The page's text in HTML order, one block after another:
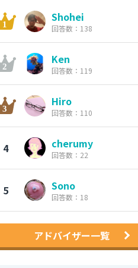
Shohei
回答数：138
Ken
回答数：119
Hiro
回答数：110
4 cherumy
回答数：22
5 Sono
回答数：18
アドバイザー一覧